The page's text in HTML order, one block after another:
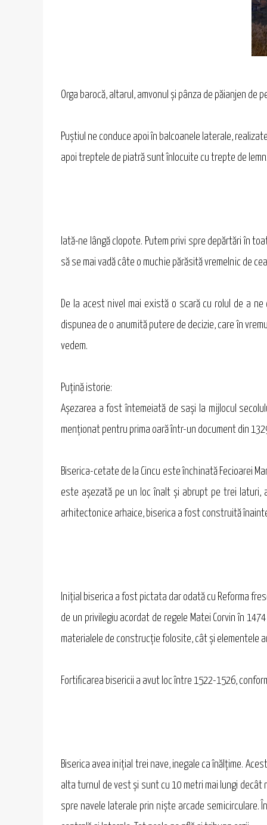
Orga barocă, altarul, amvonul şi pânza de păianjen de
Puştiul ne conduce apoi în balcoanele laterale,
apoi treptele de piatră sunt înlocuite cu trepte de
Iată-ne lângă clopote. Putem privi spre depărtări în
să se mai vadă câte o muchie părăsită vremelnic de
De la acest nivel mai există o scară cu rolul de a
dispunea de o anumită putere de decizie, care în
vedem.
Puţină istorie:
Aşezarea a fost întemeiată de saşi la mijlocul
menţionat pentru prima oară într-un document din
Biserica-cetate de la Cincu este închinată Fecioarei
este aşezată pe un loc înalt şi abrupt pe trei laturi,
arhitectonice arhaice, biserica a fost construită
Iniţial biserica a fost pictata dar odată cu Reforma
de un privilegiu acordat de regele Matei Corvin în
materialele de construcţie folosite, cât şi elementele
Fortificarea bisericii a avut loc între 1522-1526,
Biserica avea iniţial trei nave, inegale ca înălţime.
alta turnul de vest şi sunt cu 10 metri mai lungi
spre navele laterale prin nişte arcade semicirculare.